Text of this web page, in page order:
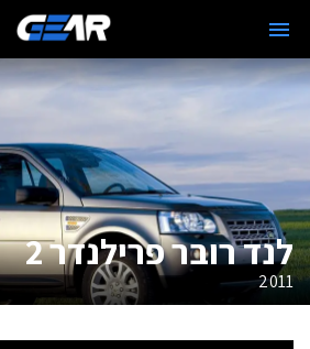
לנד רובר פרילנדר 2
2011